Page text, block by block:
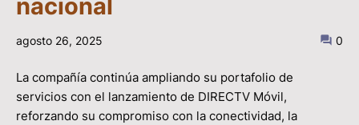
nacional
agosto 26, 2025 0
La compañía continúa ampliando su portafolio de
servicios con el lanzamiento de DIRECTV Móvil,
reforzando su compromiso con la conectividad, la